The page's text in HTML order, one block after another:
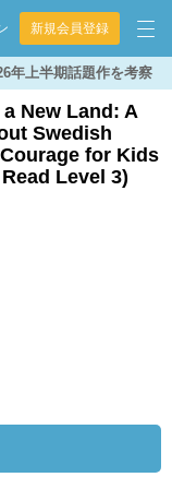
新規会員登録
年上半期話題作を考察
New Land: A
Swedish
for Kids
Level 3)